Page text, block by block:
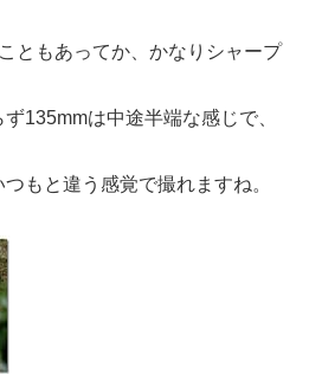
ともあってか、かなりシャープ
135mmは中途半端な感じで、
もと違う感覚で撮れますね。